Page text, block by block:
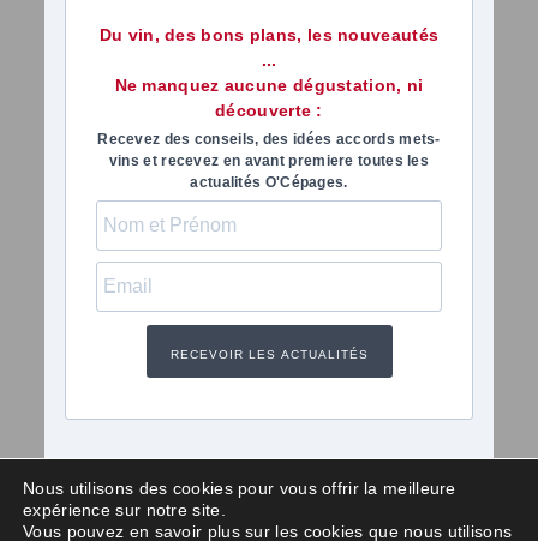
Du vin, des bons plans, les nouveautés
...
Ne manquez aucune dégustation, ni
découverte :
Recevez des conseils, des idées accords mets-
vins et recevez en avant premiere toutes les
actualités O'Cépages.
RECEVOIR LES ACTUALITÉS
Nous utilisons des cookies pour vous offrir la meilleure
expérience sur notre site.
Vous pouvez en savoir plus sur les cookies que nous utilisons